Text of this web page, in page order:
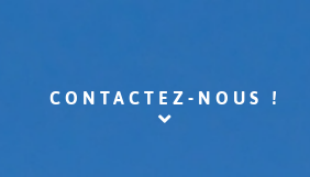
CONTACTEZ-NOUS !